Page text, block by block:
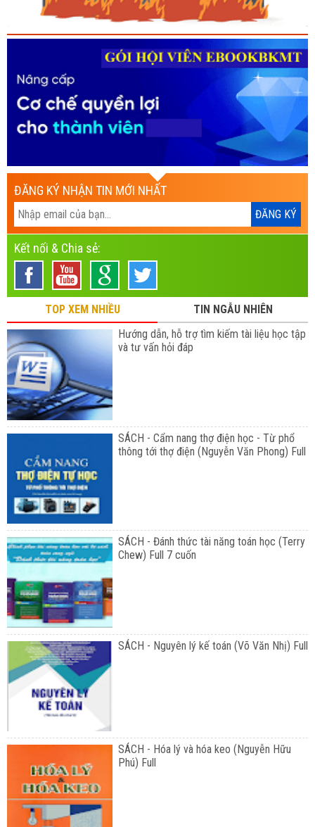
ĐĂNG KÝ NHẬN TIN MỚI NHẤT
Kết nối & Chia sẻ:
TOP XEM NHIỀU
TIN NGẪU NHIÊN
Hướng dẫn, hỗ trợ tìm kiếm tài liệu học tập
và tư vấn hỏi đáp
SÁCH - Cẩm nang thợ điện học - Từ phổ
thông tới thợ điện (Nguyễn Văn Phong) Full
SÁCH - Đánh thức tài năng toán học (Terry
Chew) Full 7 cuốn
SÁCH - Nguyên lý kế toán (Võ Văn Nhị) Full
SÁCH - Hóa lý và hóa keo (Nguyễn Hữu
Phú) Full